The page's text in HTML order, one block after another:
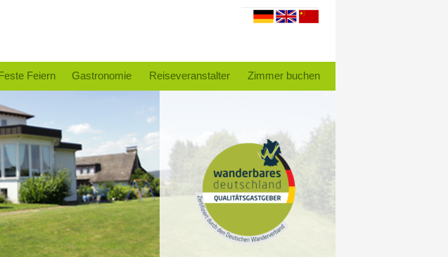
Feste Feiern Gastronomie Reiseveranstalter Zimmer buchen